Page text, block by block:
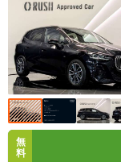
無
料